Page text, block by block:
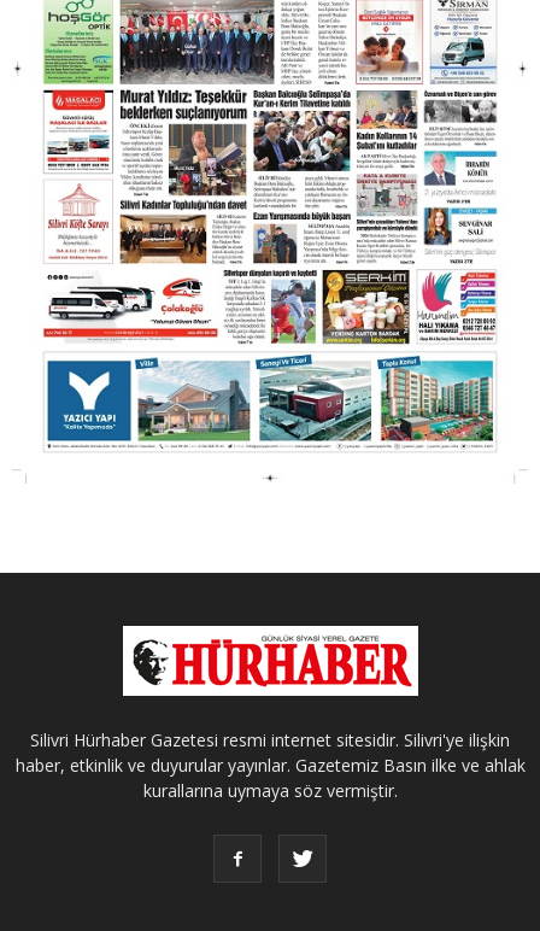
Silivri Hürhaber Gazetesi resmi internet sitesidir. Silivri'ye ilişkin
haber, etkinlik ve duyurular yayınlar. Gazetemiz Basın ilke ve ahlak
kurallarına uymaya söz vermiştir.